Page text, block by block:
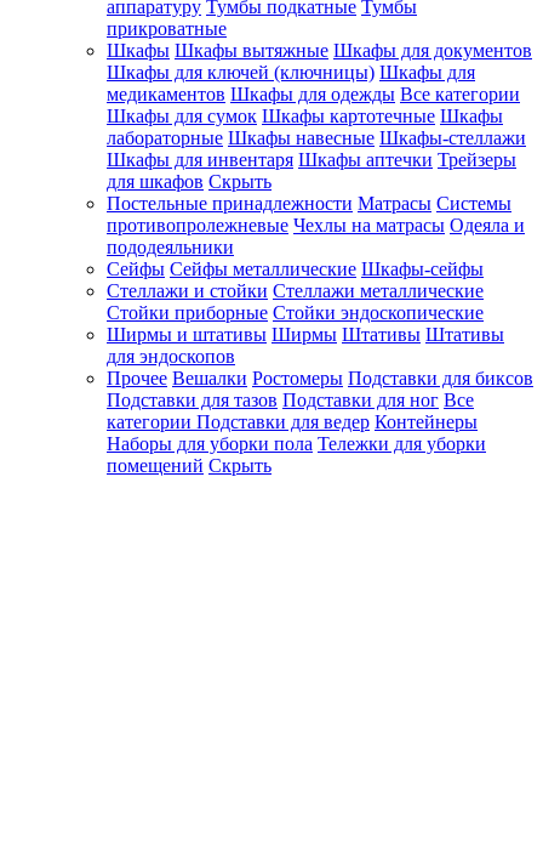
аппаратуру Тумбы подкатные Тумбы
прикроватные
Шкафы Шкафы вытяжные Шкафы для документов
Шкафы для ключей (ключницы) Шкафы для
медикаментов Шкафы для одежды Все категории
Шкафы для сумок Шкафы картотечные Шкафы
лабораторные Шкафы навесные Шкафы-стеллажи
Шкафы для инвентаря Шкафы аптечки Трейзеры
для шкафов Скрыть
Постельные принадлежности Матрасы Системы
противопролежневые Чехлы на матрасы Одеяла и
пододеяльники
Сейфы Сейфы металлические Шкафы-сейфы
Стеллажи и стойки Стеллажи металлические
Стойки приборные Стойки эндоскопические
Ширмы и штативы Ширмы Штативы Штативы
для эндоскопов
Прочее Вешалки Ростомеры Подставки для биксов
Подставки для тазов Подставки для ног Все
категории Подставки для ведер Контейнеры
Наборы для уборки пола Тележки для уборки
помещений Скрыть